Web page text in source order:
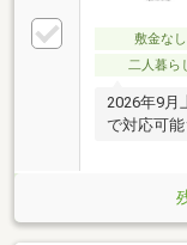
敷金なし
二人暮ら
2026年9月
で対応可